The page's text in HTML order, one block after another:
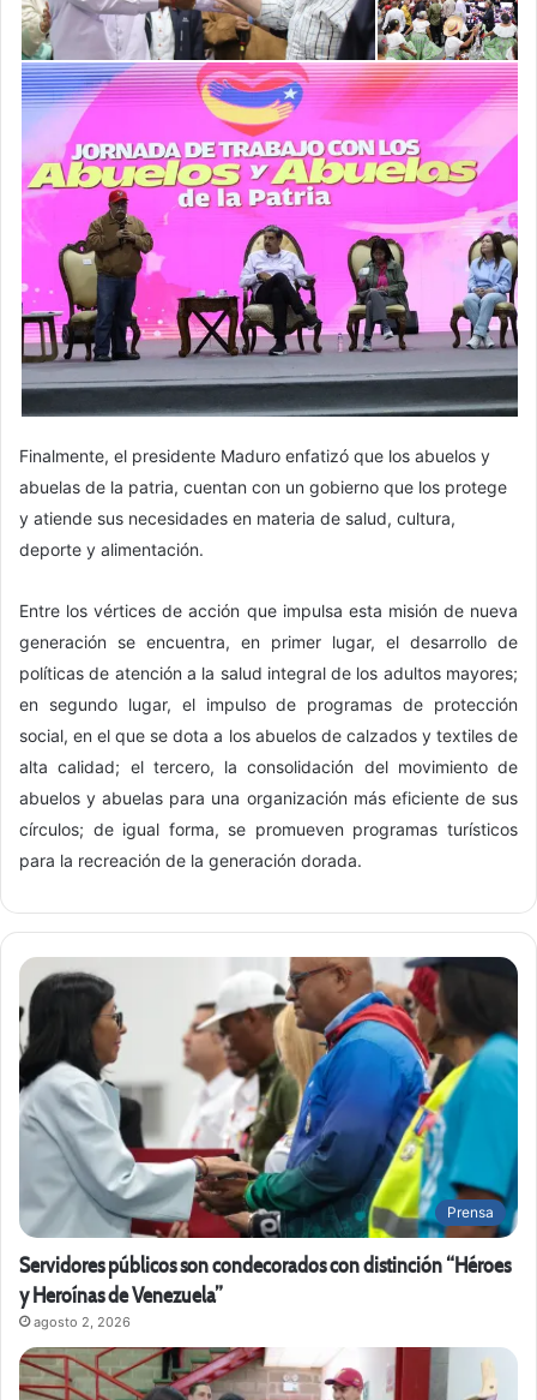
Finalmente, el presidente Maduro enfatizó que los abuelos y
abuelas de la patria, cuentan con un gobierno que los protege
y atiende sus necesidades en materia de salud, cultura,
deporte y alimentación.
Entre los vértices de acción que impulsa esta misión de nueva
generación se encuentra, en primer lugar, el desarrollo de
políticas de atención a la salud integral de los adultos mayores;
en segundo lugar, el impulso de programas de protección
social, en el que se dota a los abuelos de calzados y textiles de
alta calidad; el tercero, la consolidación del movimiento de
abuelos y abuelas para una organización más eficiente de sus
círculos; de igual forma, se promueven programas turísticos
para la recreación de la generación dorada.
Prensa
Servidores públicos son condecorados con distinción “Héroes
y Heroínas de Venezuela”
agosto 2, 2026